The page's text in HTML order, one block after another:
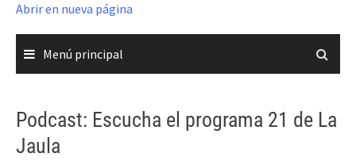
Abrir en nueva página
Menú principal
Podcast: Escucha el programa 21 de La
Jaula